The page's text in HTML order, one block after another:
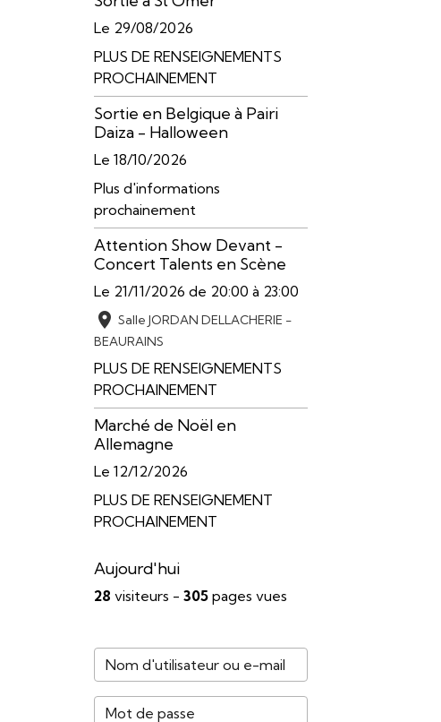
Le 29/08/2026
PLUS DE RENSEIGNEMENTS
PROCHAINEMENT
Sortie en Belgique à Pairi
Daiza - Halloween
Le 18/10/2026
Plus d'informations
prochainement
Attention Show Devant -
Concert Talents en Scène
Le 21/11/2026 de 20:00 à 23:00
Salle JORDAN DELLACHERIE -
BEAURAINS
PLUS DE RENSEIGNEMENTS
PROCHAINEMENT
Marché de Noël en
Allemagne
Le 12/12/2026
PLUS DE RENSEIGNEMENT
PROCHAINEMENT
Aujourd'hui
28 visiteurs - 305pages vues